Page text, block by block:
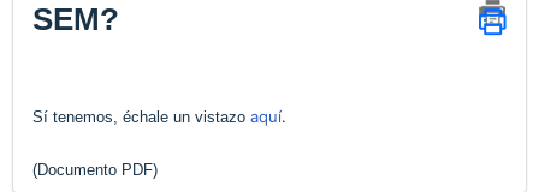
SEM?
Sí tenemos, échale un vistazo aquí.
(Documento PDF)